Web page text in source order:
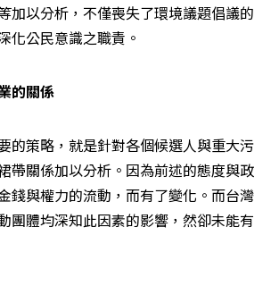
加以分析，不僅喪失了環境議題倡議的
化公民意識之職責。
的關係
的策略，就是針對各個候選人與重大污
帶關係加以分析。因為前述的態度與政
錢與權力的流動，而有了變化。而台灣
團體均深知此因素的影響，然卻未能有